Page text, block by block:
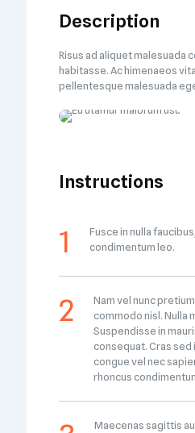
Description
Risus ad aliquet malesuada
habitasse. Ac himenaeos
pellentesque malesuada
Instructions
Fusce in nulla
condimentum leo.
Nam vel nunc
commodo nisl. Nulla
Suspendisse in
consequat. Cras sed
congue vel nec
rhoncus
Maecenas sagittis